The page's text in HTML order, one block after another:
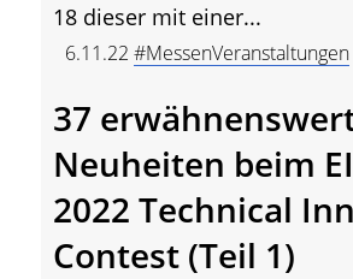
18 dieser mit einer...
6.11.22 #MessenVeranstaltungen
37
Neuheiten beim
2022 Technical
Contest (Teil 1)